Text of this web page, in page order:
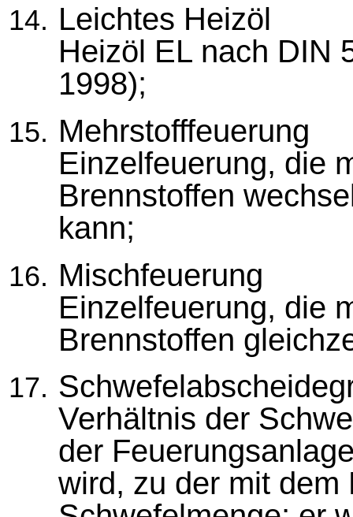
Leichtes Heizöl
Heizöl EL nach DIN
1998);
Mehrstofffeuerung
Einzelfeuerung, die
Brennstoffen
kann;
Mischfeuerung
Einzelfeuerung, die
Brennstoffen
Verhältnis der
der
wird, zu der mit dem